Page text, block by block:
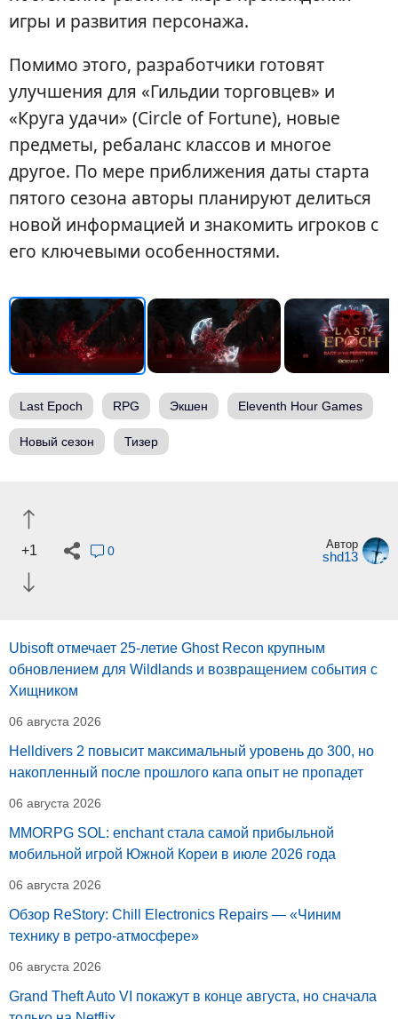
игры и развития персонажа.
Помимо этого, разработчики готовят
улучшения для «Гильдии торговцев» и
«Круга удачи» (Circle of Fortune), новые
предметы, ребаланс классов и многое
другое. По мере приближения даты старта
пятого сезона авторы планируют делиться
новой информацией и знакомить игроков с
его ключевыми особенностями.
Last Epoch RPG Экшен Eleventh Hour Games
Новый сезон Тизер
+1 0 Автор
shd13
Ubisoft отмечает 25-летие Ghost Recon крупным
обновлением для Wildlands и возвращением события с
Хищником
06 августа 2026
Helldivers 2 повысит максимальный уровень до 300, но
накопленный после прошлого капа опыт не пропадет
06 августа 2026
MMORPG SOL: enchant стала самой прибыльной
мобильной игрой Южной Кореи в июле 2026 года
06 августа 2026
Обзор ReStory: Chill Electronics Repairs — «Чиним
технику в ретро-атмосфере»
06 августа 2026
Grand Theft Auto VI покажут в конце августа, но сначала